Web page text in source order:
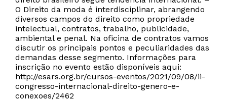
O Direito da moda é interdisciplinar, abrangendo
diversos campos do direito como propriedade
intelectual, contratos, trabalho, publicidade,
ambiental e penal. Na oficina de contratos vamos
discutir os principais pontos e peculiaridades das
demandas desse segmento. Informações para
inscrição no evento estão disponíveis aqui:
http://esars.org.br/cursos-eventos/2021/09/08/ii-
congresso-internacional-direito-genero-e-
conexoes/2462